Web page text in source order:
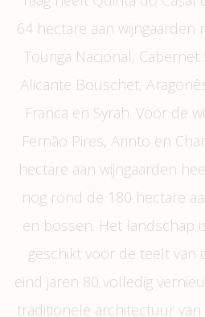
64 hectare aan wijngaarden
Touriga Nacional, Cabernet
Alicante Bouschet,
Franca en Syrah. Voor de
Fernão Pires, Arinto en
hectare aan wijngaarden
nog rond de 180 hectare
en bossen. Het landschap
geschikt voor de teelt van
eind jaren 80 volledig
traditionele architectuur